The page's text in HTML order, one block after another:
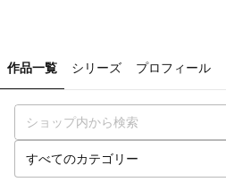
作品一覧 シリーズ プロフィール